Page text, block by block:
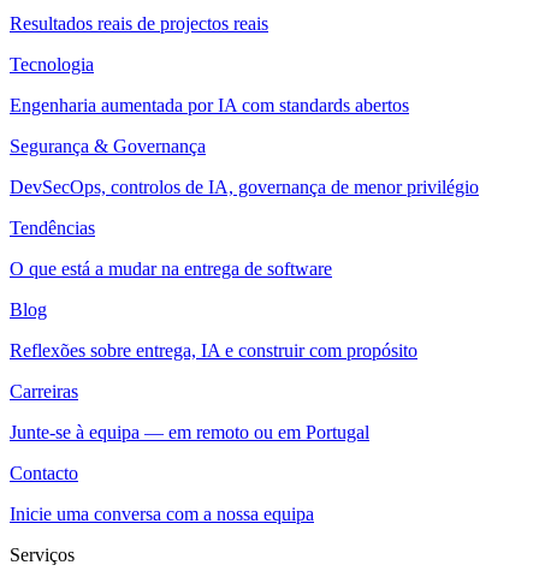
Resultados reais de projectos reais
Tecnologia
Engenharia aumentada por IA com standards abertos
Segurança & Governança
DevSecOps, controlos de IA, governança de menor privilégio
Tendências
O que está a mudar na entrega de software
Blog
Reflexões sobre entrega, IA e construir com propósito
Carreiras
Junte-se à equipa — em remoto ou em Portugal
Contacto
Inicie uma conversa com a nossa equipa
Serviços